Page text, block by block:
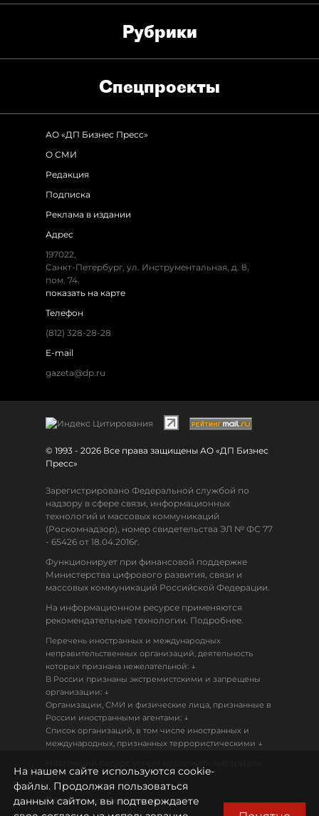
Рубрики
Спец­проекты
АО «ДП Бизнес Пресс»
О СМИ
Редакция
Подписка
Реклама в издании
Адрес
197022,
Санкт-Петербург, ул. Инструментальная, д. 8,
пом. 74.
показать на карте
Телефон
(812) 328-28-28
E-mail
gazeta@dp.ru
© 1993 - 2026 Все права защищены АО «ДП Бизнес
Пресс»
Зарегистрировано Федеральной службой по
надзору в сфере связи, информационных
технологий и массовых коммуникаций
(Роскомнадзор), номер свидетельства ЭЛ № ФС 77
- 65426 от 18.04.2016г.
Функционирует при финансовой поддержке
Министерства цифрового развития, связи и
массовых коммуникаций Российской Федерации.
На информационном ресурсе применяются
рекомендательные технологии. Подробнее.
Перечень иностранных и международных
неправительственных организаций, деятельность
которых признана нежелательной: ↓
В России признаны экстремистскими и запрещены
организации: ↓
Организации, СМИ и физические лица, признанные в
России иностранными агентами: ↓
Список организаций, в том числе иностранных и
международных, признанных террористическими ↓
18+
Политика конфиденциальности
На нашем сайте используются cookie-
файлы. Продолжая пользоваться
данным сайтом, вы подтверждаете